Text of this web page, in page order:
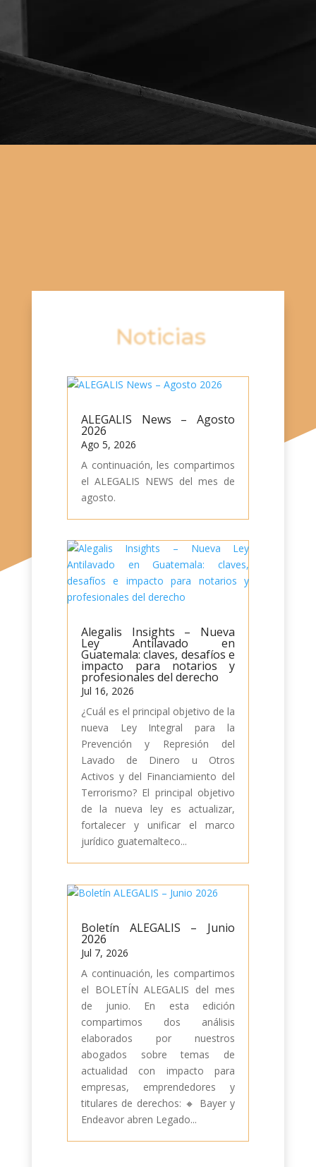
Noticias
ALEGALIS News – Agosto
2026
Ago 5, 2026
A continuación, les compartimos
el ALEGALIS NEWS del mes de
agosto.
Alegalis Insights – Nueva
Ley Antilavado en
Guatemala: claves, desafíos e
impacto para notarios y
profesionales del derecho
Jul 16, 2026
¿Cuál es el principal objetivo de la
nueva Ley Integral para la
Prevención y Represión del
Lavado de Dinero u Otros
Activos y del Financiamiento del
Terrorismo? El principal objetivo
de la nueva ley es actualizar,
fortalecer y unificar el marco
jurídico guatemalteco...
Boletín ALEGALIS – Junio
2026
Jul 7, 2026
A continuación, les compartimos
el BOLETÍN ALEGALIS del mes
de junio. En esta edición
compartimos dos análisis
elaborados por nuestros
abogados sobre temas de
actualidad con impacto para
empresas, emprendedores y
titulares de derechos: 🔸 Bayer y
Endeavor abren Legado...